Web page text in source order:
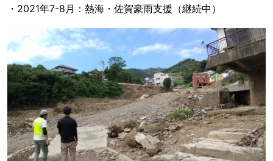
・2021年7-8月：熱海・佐賀豪雨支援（継続中）